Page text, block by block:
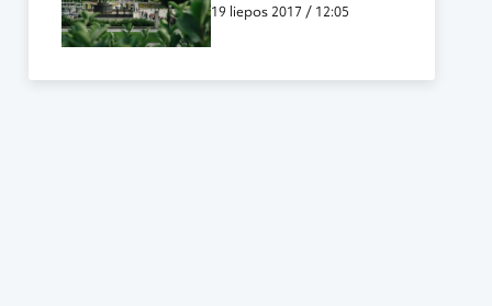
19 liepos 2017 / 12:05